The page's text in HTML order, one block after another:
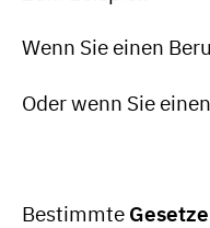
Wenn Sie einen
Oder wenn Sie
Bestimmte Gesetze